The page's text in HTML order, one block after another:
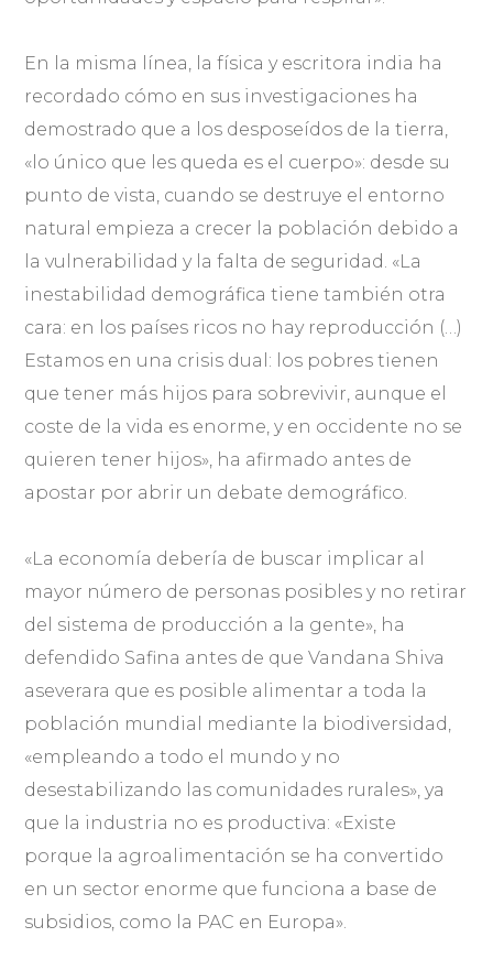
En la misma línea, la física y escritora india ha
recordado cómo en sus investigaciones ha
demostrado que a los desposeídos de la tierra,
«lo único que les queda es el cuerpo»: desde su
punto de vista, cuando se destruye el entorno
natural empieza a crecer la población debido a
la vulnerabilidad y la falta de seguridad. «La
inestabilidad demográfica tiene también otra
cara: en los países ricos no hay reproducción (…)
Estamos en una crisis dual: los pobres tienen
que tener más hijos para sobrevivir, aunque el
coste de la vida es enorme, y en occidente no se
quieren tener hijos», ha afirmado antes de
apostar por abrir un debate demográfico.
«La economía debería de buscar implicar al
mayor número de personas posibles y no retirar
del sistema de producción a la gente», ha
defendido Safina antes de que Vandana Shiva
aseverara que es posible alimentar a toda la
población mundial mediante la biodiversidad,
«empleando a todo el mundo y no
desestabilizando las comunidades rurales», ya
que la industria no es productiva: «Existe
porque la agroalimentación se ha convertido
en un sector enorme que funciona a base de
subsidios, como la PAC en Europa».